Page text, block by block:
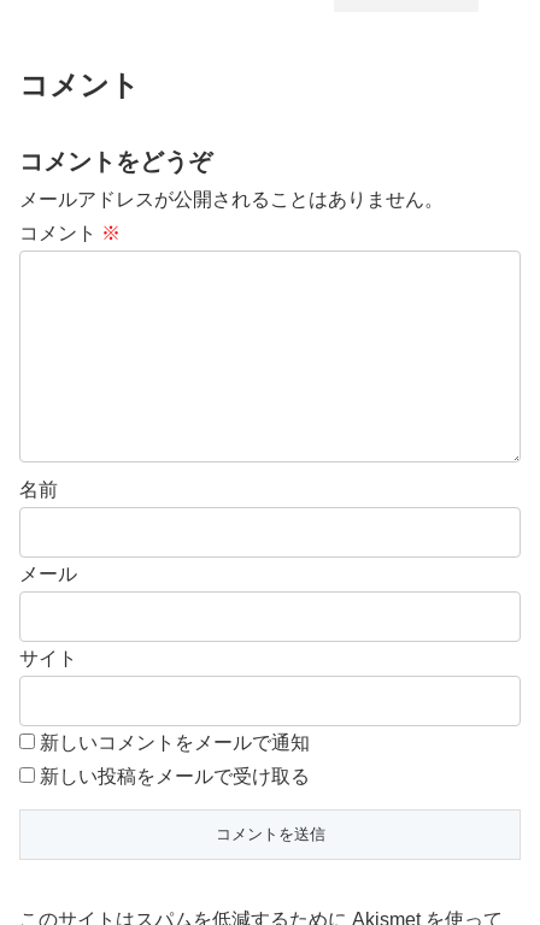
コメント
コメントをどうぞ
メールアドレスが公開されることはありません。
コメント ※
名前
メール
サイト
新しいコメントをメールで通知
新しい投稿をメールで受け取る
このサイトはスパムを低減するために Akismet を使って